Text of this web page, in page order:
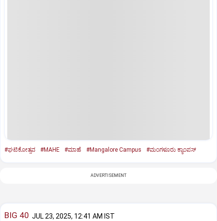
#ಘಟಿಕೋತ್ಸವ #MAHE #ಮಾಹೆ #Mangalore Campus #ಮಂಗಳೂರು ಕ್ಯಾಂಪಸ್‌
ADVERTISEMENT
BIG 40 JUL 23, 2025, 12:41 AM IST